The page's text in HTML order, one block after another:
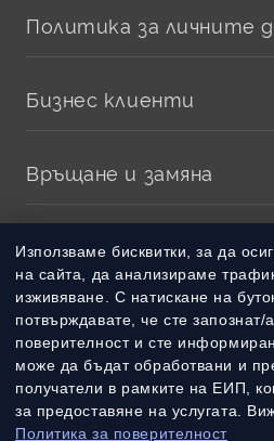
Използваме бисквитки, за да
на сайта, да анализираме
изживяване. С натискане на
потвърждавате, че сте запознат/
поверителност и сте
може да бъдат обработвани и
получатели в рамките на ЕИП,
за предоставяне на услугата.
Политика за поверителност
Политика за личните
Бизнес клиенти
Връщане и замяна
Методи на плащане
Методи на доставка